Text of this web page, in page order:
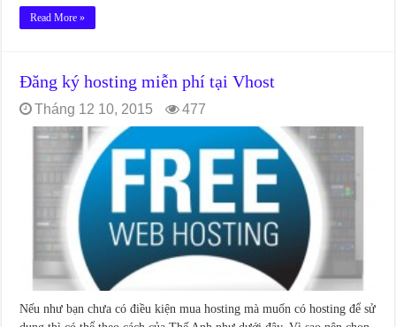
Read More »
Đăng ký hosting miễn phí tại Vhost
Tháng 12 10, 2015 477
Nếu như bạn chưa có điều kiện mua hosting mà muốn có hosting để sử